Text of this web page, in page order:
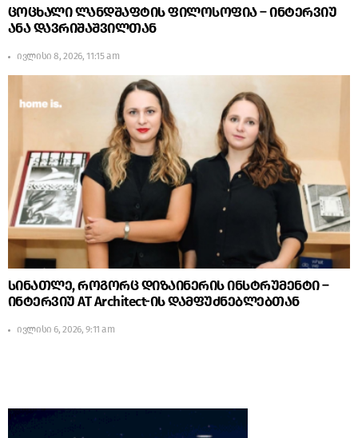
ცოცხალი ლანდშაფტის ფილოსოფია – ინტერვიუ
ანა დავრიშაშვილთან
ივლისი 8, 2026, 11:15 am
სინათლე, როგორც დიზაინერის ინსტრუმენტი –
ინტერვიუ AT Architect-ის დამფუძნებლებთან
ივლისი 6, 2026, 9:11 am